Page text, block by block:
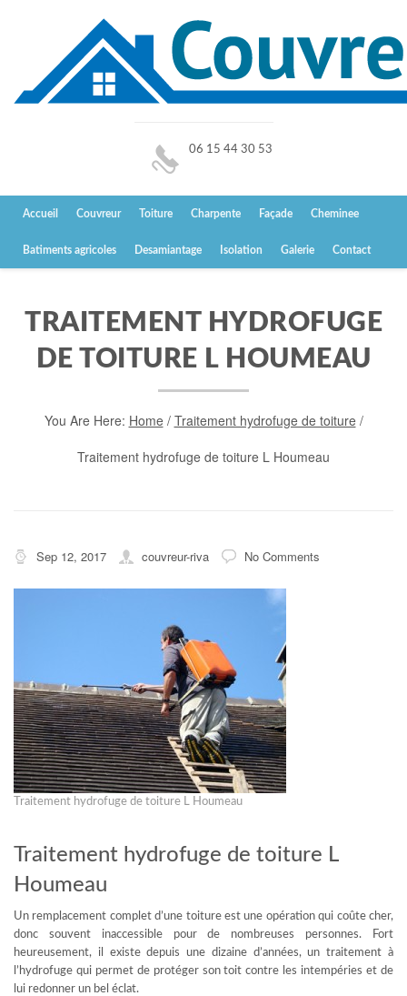
06 15 44 30 53
Accueil Couvreur Toiture Charpente Façade Cheminee
Batiments agricoles Desamiantage Isolation Galerie Contact
TRAITEMENT HYDROFUGE
DE TOITURE L HOUMEAU
You Are Here: Home/ Traitement hydrofuge de toiture/
Traitement hydrofuge de toiture L Houmeau
Sep 12, 2017 couvreur-riva No Comments
Traitement hydrofuge de toiture L Houmeau
Traitement hydrofuge de toiture L
Houmeau
Un remplacement complet d’une toiture est une opération qui coûte cher,
donc souvent inaccessible pour de nombreuses personnes. Fort
heureusement, il existe depuis une dizaine d’années, un traitement à
l’hydrofuge qui permet de protéger son toit contre les intempéries et de
lui redonner un bel éclat.